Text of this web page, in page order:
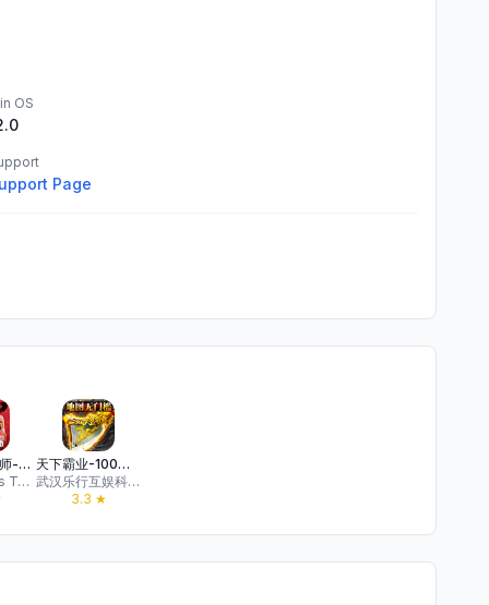
OS
Page
NBA篮球大师-开局900抽福利
Gala Sports Technology Limited
天下霸业-100%全新打宝传奇
武汉乐行互娱科技有限公司
3.3 ★